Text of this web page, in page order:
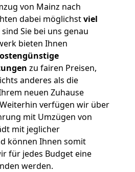
von Mainz nach
dabei möglichstviel
Sie bei uns genau
bieten Ihnen
zu fairen Preisen,
anderes als die
neuen Zuhause
verfügen wir über
mit Umzügen von
mit jeglicher
können Ihnen somit
für jedes Budget eine
werden.